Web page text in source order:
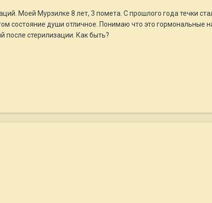
Моей Мурзилке 8 лет, 3 помета. С прошлого года течки
состояние души отличное. Понимаю что это гормональные
после стерилизации. Как быть?